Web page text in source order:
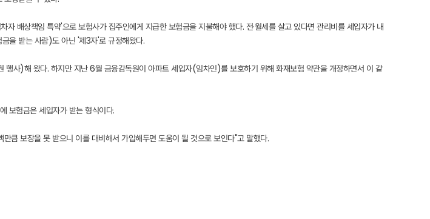
배상책임 특약'으로 보험사가 집주인에게 지급한 보험금을 지불해야 했다. 전·월세를 살고 있다면 관리비를 세입자가 내
을 받는 사람)도 아닌 '제3자'로 규정해왔다.
사)해 왔다. 하지만 지난 6월 금융감독원이 아파트 세입자(임차인)를 보호하기 위해 화재보험 약관을 개정하면서 이 같
보험금은 세입자가 받는 형식이다.
큼 보장을 못 받으니 이를 대비해서 가입해두면 도움이 될 것으로 보인다"고 말했다.